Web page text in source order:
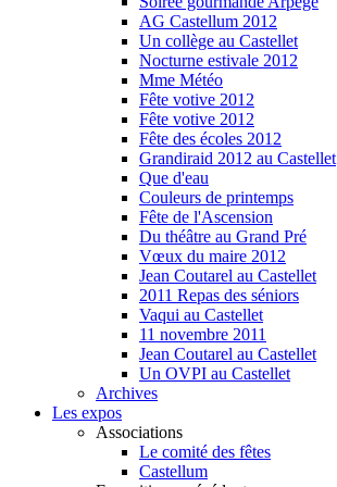
AG Castellum 2012
Un collège au Castellet
Nocturne estivale 2012
Mme Météo
Fête votive 2012
Fête votive 2012
Fête des écoles 2012
Grandiraid 2012 au Castellet
Que d'eau
Couleurs de printemps
Fête de l'Ascension
Du théâtre au Grand Pré
Vœux du maire 2012
Jean Coutarel au Castellet
2011 Repas des séniors
Vaqui au Castellet
11 novembre 2011
Jean Coutarel au Castellet
Un OVPI au Castellet
Archives
Les expos
Associations
Le comité des fêtes
Castellum